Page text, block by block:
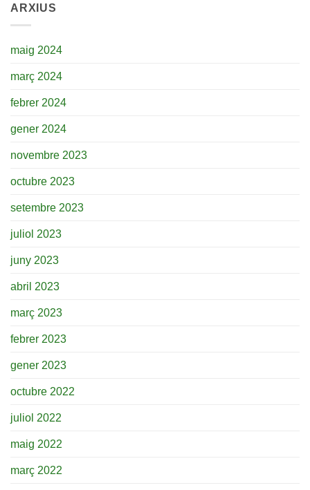
ARXIUS
maig 2024
març 2024
febrer 2024
gener 2024
novembre 2023
octubre 2023
setembre 2023
juliol 2023
juny 2023
abril 2023
març 2023
febrer 2023
gener 2023
octubre 2022
juliol 2022
maig 2022
març 2022